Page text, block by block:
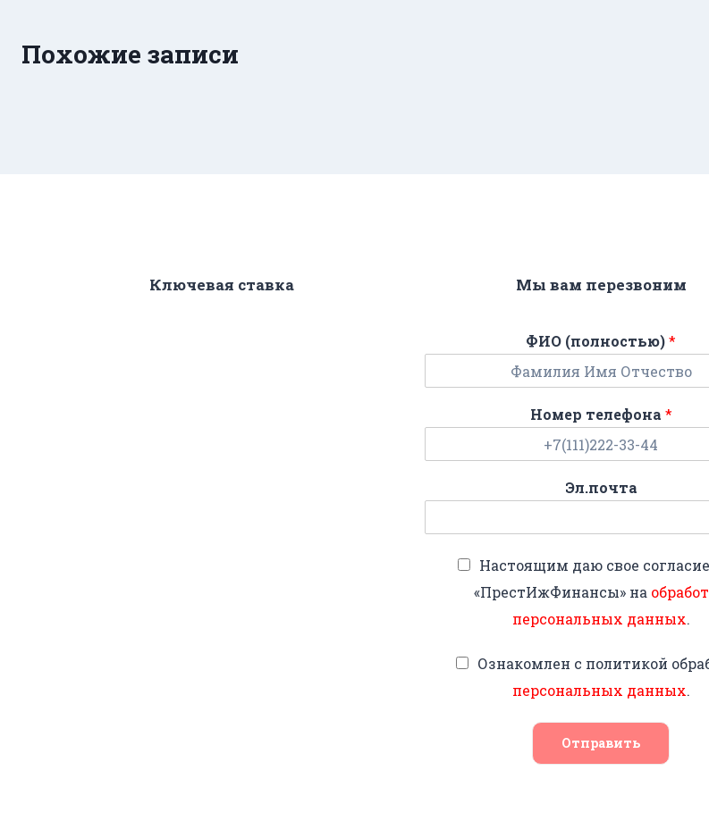
Похожие записи
Ключевая ставка Мы вам перезвоним
ФИО (полностью)*
Номер телефона *
Эл.почта
Настоящим даю свое
«ПрестИжФинансы» на
персональных данных.
Ознакомлен с политикой
персональных данных.
Отправить